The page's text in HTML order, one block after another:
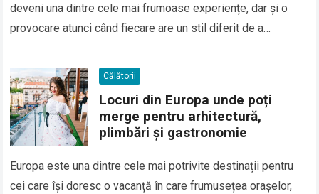
deveni una dintre cele mai frumoase experiențe, dar și o
provocare atunci când fiecare are un stil diferit de a
Călătorii
Locuri din Europa unde poți
merge pentru arhitectură,
plimbări și gastronomie
Europa este una dintre cele mai potrivite destinații pentru
cei care își doresc o vacanță în care frumusețea orașelor,